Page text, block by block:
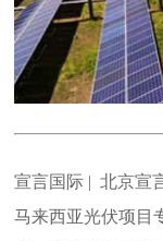
宣言国际 | 北京宣
马来西亚光伏项目